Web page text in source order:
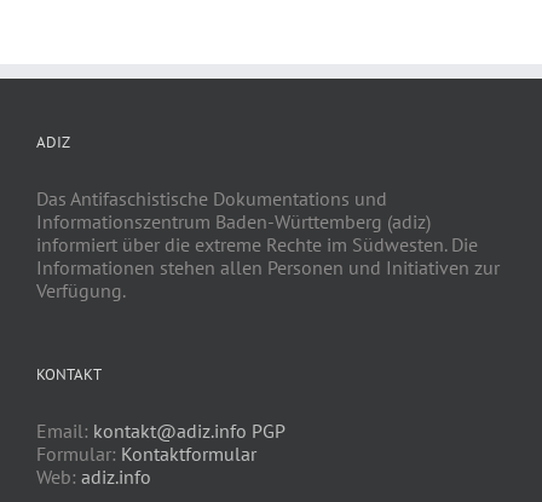
ADIZ
Das Antifaschistische Dokumentations und
Informationszentrum Baden-Württemberg (adiz)
informiert über die extreme Rechte im Südwesten. Die
Informationen stehen allen Personen und Initiativen zur
Verfügung.
KONTAKT
Email: kontakt@adiz.info PGP
Formular: Kontaktformular
Web: adiz.info